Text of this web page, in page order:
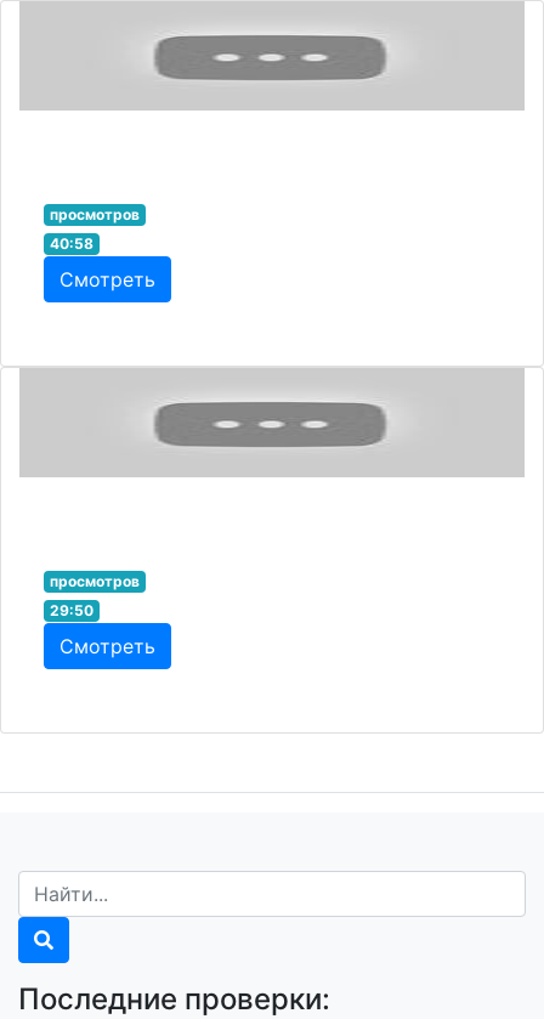
просмотров
40:58
Смотреть
просмотров
29:50
Смотреть
Последние проверки: